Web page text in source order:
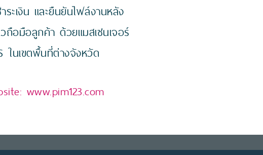
ะเงิน และยืนยันไฟล์งานหลัง
ถือมือลูกค้า ด้วยแมสเซนเจอร์
ในเขตพื้นที่ต่างจังหวัด
www.pim123.com